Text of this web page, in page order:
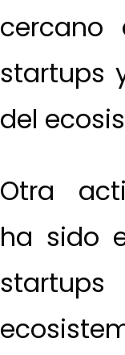
cercano
startups
del
Otra
ha sido